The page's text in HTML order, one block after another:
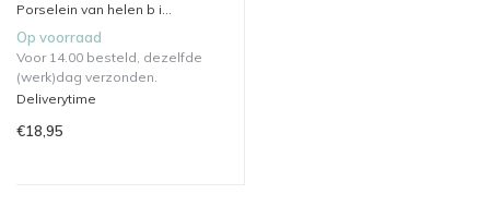
Porselein van helen b i...
Op voorraad
Voor 14.00 besteld, dezelfde
(werk)dag verzonden.
Deliverytime
€18,95